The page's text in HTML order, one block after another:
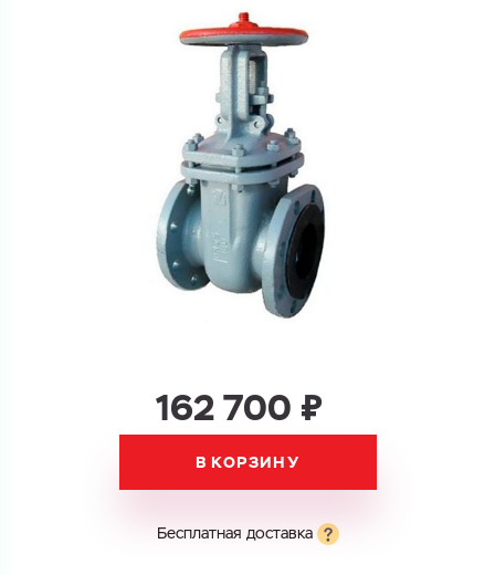
Купить как физ. лицо
Номер телефона
Ваш запрос
Перечислите товары, которые вас интересуют
и укажите какую информацию вы хотите по ним
получить. Мы свяжемся с вами в ближайшее время.
162 700 ₽
В КОРЗИНУ
Бесплатная доставка